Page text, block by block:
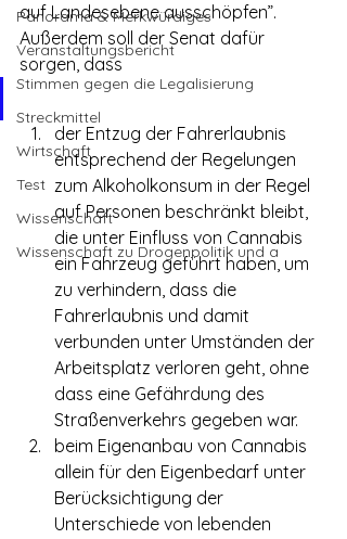
Panorama & Merkwürdiges
Veranstaltungsbericht
Stimmen gegen die Legalisierung
Streckmittel
Wirtschaft
Test
Wissenschaft
Wissenschaft zu Drogenpolitik und a
auf Landesebene ausschöpfen”.
Außerdem soll der Senat dafür
sorgen, dass
der Entzug der Fahrerlaubnis
entsprechend der Regelungen
zum Alkoholkonsum in der Regel
auf Personen beschränkt bleibt,
die unter Einfluss von Cannabis
ein Fahrzeug geführt haben, um
zu verhindern, dass die
Fahrerlaubnis und damit
verbunden unter Umständen der
Arbeitsplatz verloren geht, ohne
dass eine Gefährdung des
Straßenverkehrs gegeben war.
beim Eigenanbau von Cannabis
allein für den Eigenbedarf unter
Berücksichtigung der
Unterschiede von lebenden